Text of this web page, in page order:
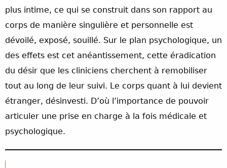
plus intime, ce qui se construit dans son rapport au
corps de manière singulière et personnelle est
dévoilé, exposé, souillé. Sur le plan psychologique, un
des effets est cet anéantissement, cette éradication
du désir que les cliniciens cherchent à remobiliser
tout au long de leur suivi. Le corps quant à lui devient
étranger, désinvesti. D’où l’importance de pouvoir
articuler une prise en charge à la fois médicale et
psychologique.